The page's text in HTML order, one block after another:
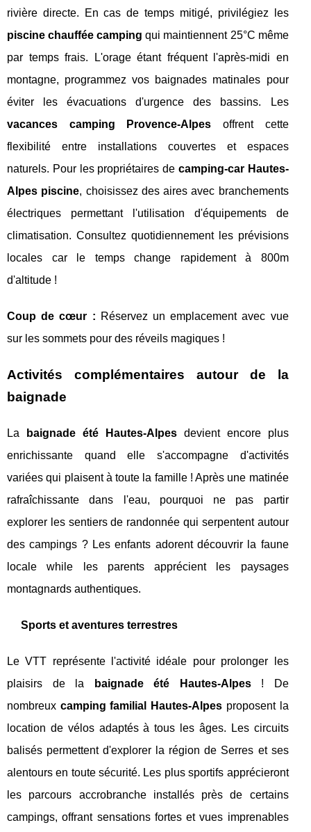
rivière directe. En cas de temps mitigé, privilégiez les
piscine chauffée camping qui maintiennent 25°C même
par temps frais. L'orage étant fréquent l'après-midi en
montagne, programmez vos baignades matinales pour
éviter les évacuations d'urgence des bassins. Les
vacances camping Provence-Alpes offrent cette
flexibilité entre installations couvertes et espaces
naturels. Pour les propriétaires de camping-car Hautes-
Alpes piscine, choisissez des aires avec branchements
électriques permettant l'utilisation d'équipements de
climatisation. Consultez quotidiennement les prévisions
locales car le temps change rapidement à 800m
d'altitude !
Coup de cœur : Réservez un emplacement avec vue
sur les sommets pour des réveils magiques !
Activités complémentaires autour de la
baignade
La baignade été Hautes-Alpesdevient encore plus
enrichissante quand elle s'accompagne d'activités
variées qui plaisent à toute la famille ! Après une matinée
rafraîchissante dans l'eau, pourquoi ne pas partir
explorer les sentiers de randonnée qui serpentent autour
des campings ? Les enfants adorent découvrir la faune
locale while les parents apprécient les paysages
montagnards authentiques.
Sports et aventures terrestres
Le VTT représente l'activité idéale pour prolonger les
plaisirs de la
baignade été Hautes-Alpes! De
nombreux camping familial Hautes-Alpes proposent la
location de vélos adaptés à tous les âges. Les circuits
balisés permettent d'explorer la région de Serres et ses
alentours en toute sécurité. Les plus sportifs apprécieront
les parcours accrobranche installés près de certains
campings, offrant sensations fortes et vues imprenables